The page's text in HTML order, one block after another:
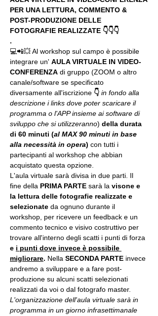
PER UNA LETTURA, COMMENTO &
POST-PRODUZIONE DELLE
FOTOGRAFIE REALIZZATE 👇👇👇
.
💻📲💥 Al workshop sul campo è possibile
integrare un' AULA VIRTUALE IN VIDEO-
CONFERENZA di gruppo (ZOOM o altro
canale/software se specificato
diversamente all'iscrizione 👇 in fondo alla
descrizione i links dove poter scaricare il
programma o l'APP insieme ai software di
sviluppo che si utilizzeranno) della durata
di 60 minuti (al MAX 90 minuti in base
alla necessità in opera) con tutti i
partecipanti al workshop che abbian
acquistato questa opzione.
L'aula virtuale sarà divisa in due parti. Il
fine della PRIMA PARTE sarà la visone e
la lettura delle fotografie realizzate e
selezionate da ognuno durante il
workshop, per ricevere un feedback e un
commento tecnico e visivo costruttivo per
trovare all'interno degli scatti i punti di forza
e i punti dove invece è possibile
migliorare. Nella SECONDA PARTE invece
andremo a sviluppare e a fare post-
produzione su alcuni scatti selezionati
realizzati da voi o dal fotografo master.
L'organizzazione dell'aula virtuale sarà in
programma in un giorno infrasettimanale